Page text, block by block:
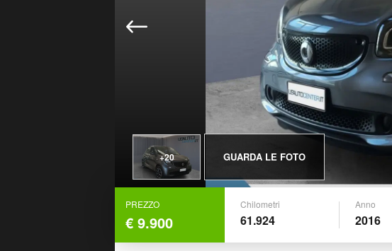
+20 GUARDA LE FOTO
PREZZO
€ 9.900
Chilometri
61.924
Anno
2016